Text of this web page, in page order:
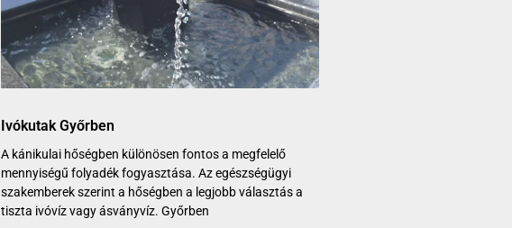
Ivókutak Győrben
A kánikulai hőségben különösen fontos a megfelelő
mennyiségű folyadék fogyasztása. Az egészségügyi
szakemberek szerint a hőségben a legjobb választás a
tiszta ivóvíz vagy ásványvíz. Győrben